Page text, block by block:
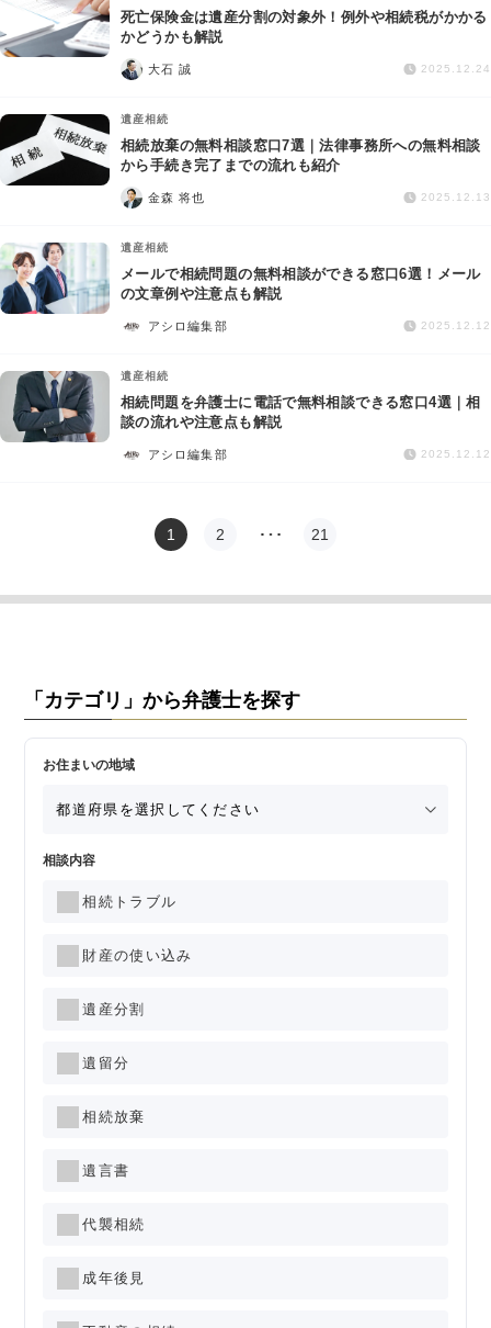
死亡保険金は遺産分割の対象外！例外や相続税がかかる
かどうかも解説
大石 誠 2025.12.24
遺産相続
相続放棄の無料相談窓口7選｜法律事務所への無料相談
から手続き完了までの流れも紹介
金森 将也 2025.12.13
遺産相続
メールで相続問題の無料相談ができる窓口6選！メール
の文章例や注意点も解説
アシロ編集部 2025.12.12
遺産相続
相続問題を弁護士に電話で無料相談できる窓口4選｜相
談の流れや注意点も解説
アシロ編集部 2025.12.12
1 2 … 21
「カテゴリ」から弁護士を探す
お住まいの地域
相談内容
相続トラブル
財産の使い込み
遺産分割
遺留分
相続放棄
遺言書
代襲相続
成年後見